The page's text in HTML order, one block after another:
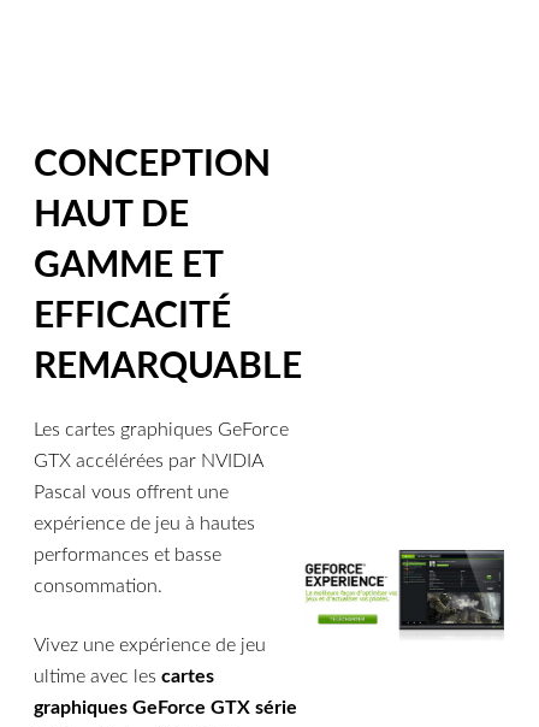
CONCEPTION
HAUT DE
GAMME ET
EFFICACITÉ
REMARQUABLE
Les cartes graphiques GeForce
GTX accélérées par NVIDIA
Pascal vous offrent une
expérience de jeu à hautes
performances et basse
consommation.
Vivez une expérience de jeu
ultime avec lescartes
graphiques GeForce GTX série